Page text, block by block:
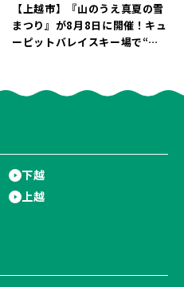
【上越市】『山のうえ真夏の雪
まつり』が8月8日に開催！キュ
ーピットバレイスキー場で“真
下越
上越